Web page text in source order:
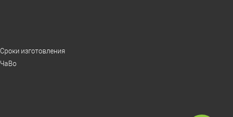
Сроки изготовления
ЧаВо